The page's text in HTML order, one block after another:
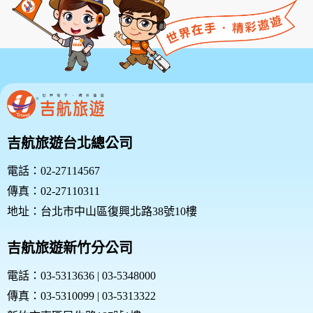
吉航旅遊台北總公司
電話：02-27114567
傳真：02-27110311
地址：台北市中山區復興北路38號10樓
吉航旅遊新竹分公司
電話：03-5313636 | 03-5348000
傳真：03-5310099 | 03-5313322